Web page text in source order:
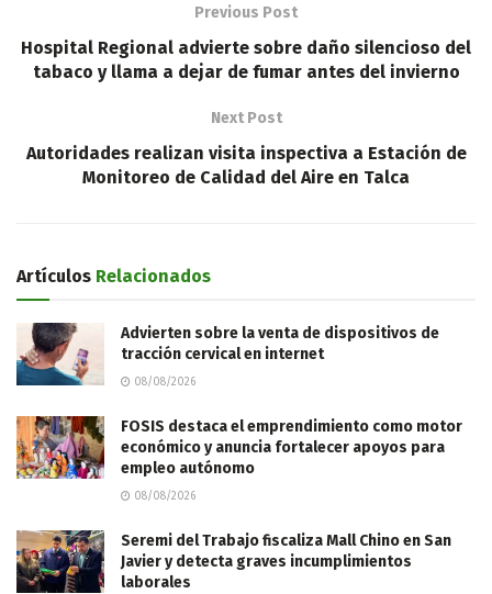
Previous Post
Hospital Regional advierte sobre daño silencioso del
tabaco y llama a dejar de fumar antes del invierno
Next Post
Autoridades realizan visita inspectiva a Estación de
Monitoreo de Calidad del Aire en Talca
Artículos Relacionados
Advierten sobre la venta de dispositivos de
tracción cervical en internet
08/08/2026
FOSIS destaca el emprendimiento como motor
económico y anuncia fortalecer apoyos para
empleo autónomo
08/08/2026
Seremi del Trabajo fiscaliza Mall Chino en San
Javier y detecta graves incumplimientos
laborales